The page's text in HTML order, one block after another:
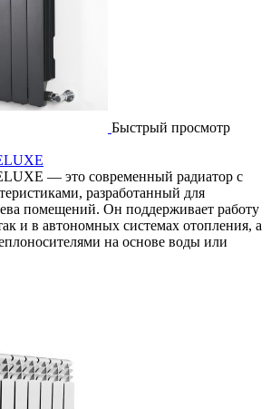
Быстрый просмотр
— это современный радиатор с
разработанный для
помещений. Он поддерживает работу
и в автономных системах отопления, а
на основе воды или